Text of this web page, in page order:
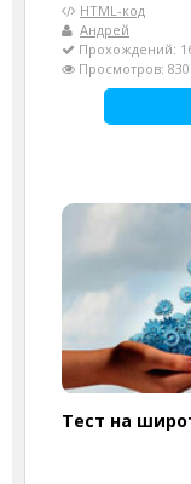
HTML-код
Андрей
Прохождений:
Просмотров: 830
Тест на